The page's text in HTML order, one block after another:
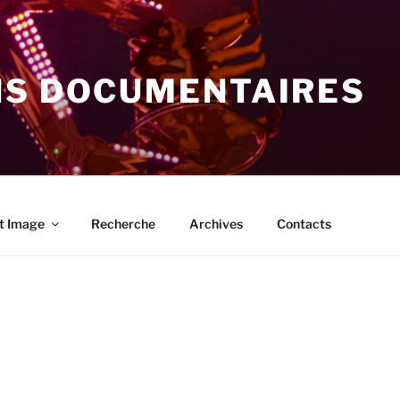
DOCUMENTAIRES
Image Recherche Archives Contacts